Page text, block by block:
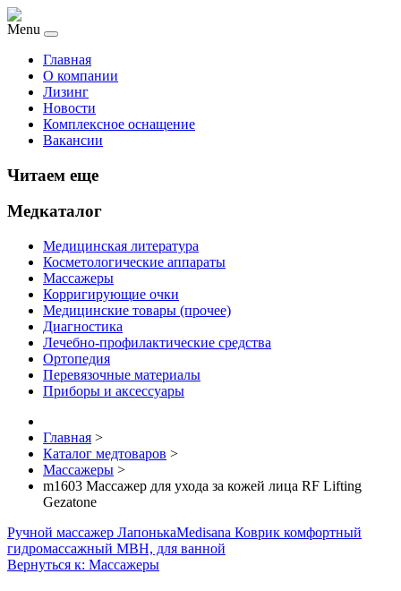
Menu
Главная
О компании
Лизинг
Новости
Комплексное оснащение
Вакансии
Читаем еще
Медкаталог
Медицинская литература
Косметологические аппараты
Массажеры
Корригирующие очки
Медицинские товары (прочее)
Диагностика
Лечебно-профилактические средства
Ортопедия
Перевязочные материалы
Приборы и аксессуары
Главная >
Каталог медтоваров >
Массажеры >
m1603 Массажер для ухода за кожей лица RF Lifting
Gezatone
Ручной массажер ЛапонькаMedisana Коврик комфортный
гидромассажный MBH, для ванной
Вернуться к: Массажеры